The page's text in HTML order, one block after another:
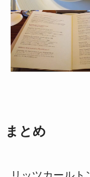
まとめ